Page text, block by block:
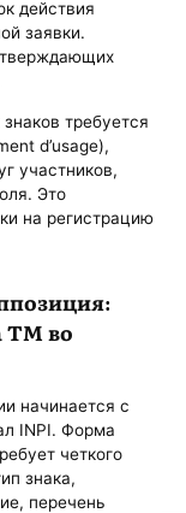
действия
заявки.
требуется
d’usage),
участников,
Это
на регистрацию
ТМ во
начинается с
INPI. Форма
четкого
знака,
перечень